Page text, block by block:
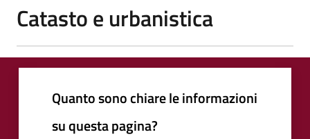
Catasto e urbanistica
Quanto sono chiare le informazioni
su questa pagina?